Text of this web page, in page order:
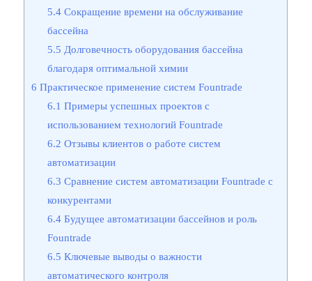
5.4 Сокращение времени на обслуживание
бассейна
5.5 Долговечность оборудования бассейна
благодаря оптимальной химии
6 Практическое применение систем Fountrade
6.1 Примеры успешных проектов с
использованием технологий Fountrade
6.2 Отзывы клиентов о работе систем
автоматизации
6.3 Сравнение систем автоматизации Fountrade с
конкурентами
6.4 Будущее автоматизации бассейнов и роль
Fountrade
6.5 Ключевые выводы о важности
автоматического контроля